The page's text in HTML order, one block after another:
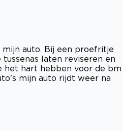
auto. Bij een proefritje
laten reviseren en
het hart hebben voor de
mijn auto rijdt weer na